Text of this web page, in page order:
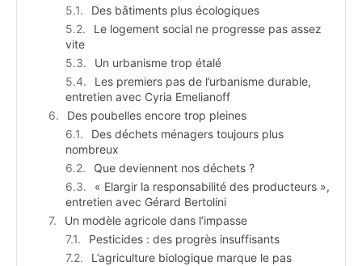
Des bâtiments plus écologiques
Le logement social ne progresse pas assez
vite
Un urbanisme trop étalé
Les premiers pas de l’urbanisme durable,
entretien avec Cyria Emelianoff
Des poubelles encore trop pleines
Des déchets ménagers toujours plus
nombreux
Que deviennent nos déchets ?
« Elargir la responsabilité des producteurs »,
entretien avec Gérard Bertolini
Un modèle agricole dans l’impasse
Pesticides : des progrès insuffisants
L’agriculture biologique marque le pas